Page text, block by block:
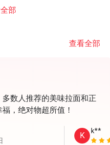
部
查看全部
数人推荐的美味拉面和正
，绝对物超所值！
K k**